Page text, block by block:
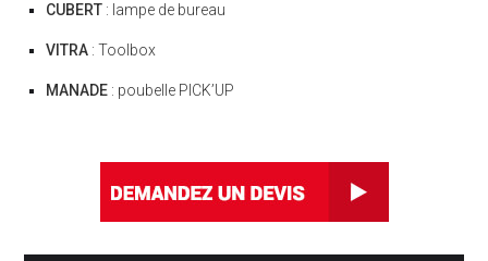
CUBERT : lampe de bureau
VITRA : Toolbox
MANADE : poubelle PICK’UP